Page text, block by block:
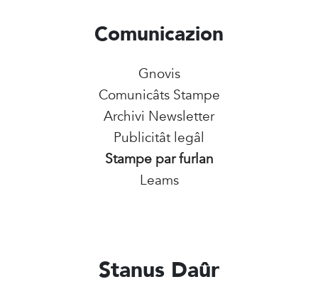
Comunicazion
Gnovis
Comunicâts Stampe
Archivi Newsletter
Publicitât legâl
Stampe par furlan
Leams
Stanus Daûr